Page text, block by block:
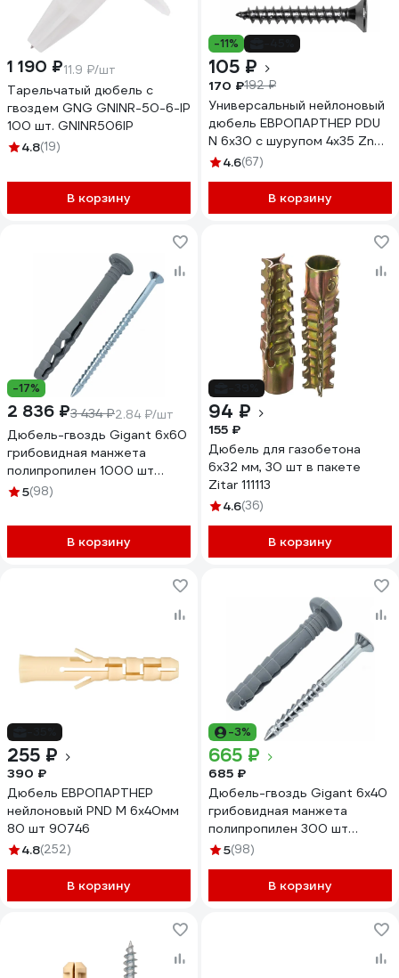
1 190 ₽11.9 ₽/шт
Тарельчатый дюбель с
гвоздем GNG GNINR-50-6-IP
100 шт. GNINR506IP
4.8(19)
В корзину
-11%
105 ₽
170 ₽192 ₽
Универсальный нейлоновый
дюбель ЕВРОПАРТНЕР PDU
N 6х30 с шурупом 4х35 Zn
25 шт. 1 0479 1
4.6(67)
В корзину
-17%
2 836 ₽3 434 ₽2.84 ₽/шт
Дюбель-гвоздь Gigant 6x60
грибовидная манжета
полипропилен 1000 шт
123857
5(98)
В корзину
94 ₽
155 ₽
Дюбель для газобетона
6x32 мм, 30 шт в пакете
Zitar 111113
4.6(36)
В корзину
255 ₽
390 ₽
Дюбель ЕВРОПАРТНЕР
нейлоновый PND M 6x40мм
80 шт 90746
4.8(252)
В корзину
-3%
665 ₽
685 ₽
Дюбель-гвоздь Gigant 6x40
грибовидная манжета
полипропилен 300 шт
123863
5(98)
В корзину